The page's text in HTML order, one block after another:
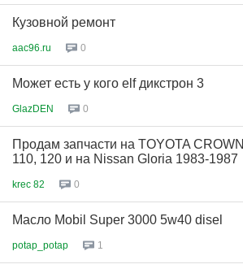
Кузовной ремонт
aac96.ru 0
Может есть у кого elf дикстрон 3
GlazDEN 0
Продам запчасти на TOYOTA CROWN
110, 120 и на Nissan Gloria 1983-1987
krec 82 0
Масло Mobil Super 3000 5w40 disel
potap_potap 1